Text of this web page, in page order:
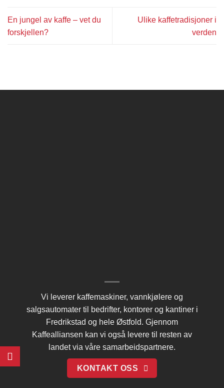
En jungel av kaffe – vet du
forskjellen?
Ulike kaffetradisjoner i
verden
Vi leverer kaffemaskiner, vannkjølere og
salgsautomater til bedrifter, kontorer og kantiner i
Fredrikstad og hele Østfold. Gjennom
Kaffealliansen kan vi også levere til resten av
landet via våre samarbeidspartnere.
KONTAKT OSS